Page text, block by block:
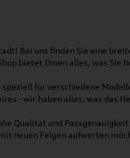
Bei uns finden Sie eine
bietet Ihnen alles, was Sie
für verschiedene
- wir haben alles, was das
Qualität und
neuen Felgen aufwerten